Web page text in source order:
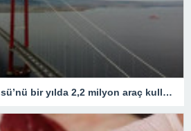
1915 Çanakkale Köprüsü’nü bir yılda 2,2 milyon araç kullandı – Son Dakika Ekonomi Haberleri